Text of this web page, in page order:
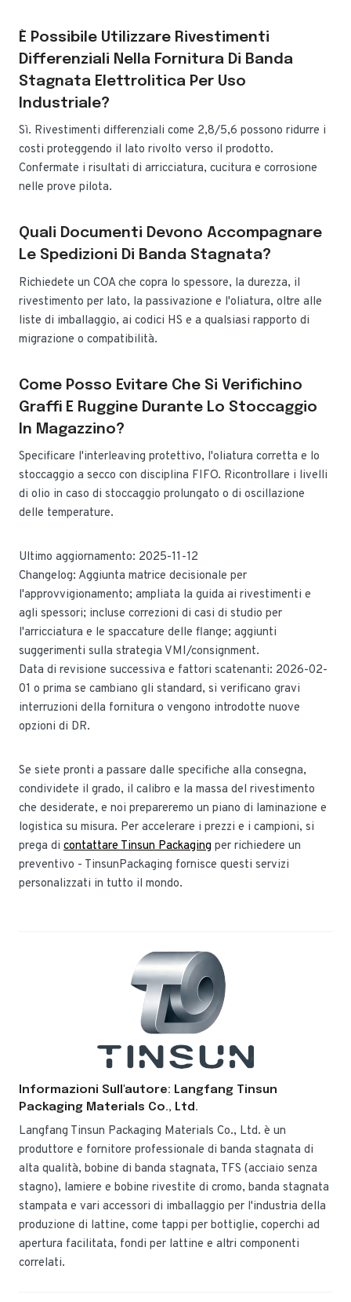
È Possibile Utilizzare Rivestimenti
Differenziali Nella Fornitura Di Banda
Stagnata Elettrolitica Per Uso
Industriale?
Sì. Rivestimenti differenziali come 2,8/5,6 possono ridurre i
costi proteggendo il lato rivolto verso il prodotto.
Confermate i risultati di arricciatura, cucitura e corrosione
nelle prove pilota.
Quali Documenti Devono Accompagnare
Le Spedizioni Di Banda Stagnata?
Richiedete un COA che copra lo spessore, la durezza, il
rivestimento per lato, la passivazione e l'oliatura, oltre alle
liste di imballaggio, ai codici HS e a qualsiasi rapporto di
migrazione o compatibilità.
Come Posso Evitare Che Si Verifichino
Graffi E Ruggine Durante Lo Stoccaggio
In Magazzino?
Specificare l'interleaving protettivo, l'oliatura corretta e lo
stoccaggio a secco con disciplina FIFO. Ricontrollare i livelli
di olio in caso di stoccaggio prolungato o di oscillazione
delle temperature.
Ultimo aggiornamento: 2025-11-12
Changelog: Aggiunta matrice decisionale per
l'approvvigionamento; ampliata la guida ai rivestimenti e
agli spessori; incluse correzioni di casi di studio per
l'arricciatura e le spaccature delle flange; aggiunti
suggerimenti sulla strategia VMI/consignment.
Data di revisione successiva e fattori scatenanti: 2026-02-
01 o prima se cambiano gli standard, si verificano gravi
interruzioni della fornitura o vengono introdotte nuove
opzioni di DR.
Se siete pronti a passare dalle specifiche alla consegna,
condividete il grado, il calibro e la massa del rivestimento
che desiderate, e noi prepareremo un piano di laminazione e
logistica su misura. Per accelerare i prezzi e i campioni, si
prega di contattare Tinsun Packaging per richiedere un
preventivo - TinsunPackaging fornisce questi servizi
personalizzati in tutto il mondo.
Informazioni Sull'autore: Langfang Tinsun
Packaging Materials Co., Ltd.
Langfang Tinsun Packaging Materials Co., Ltd. è un
produttore e fornitore professionale di banda stagnata di
alta qualità, bobine di banda stagnata, TFS (acciaio senza
stagno), lamiere e bobine rivestite di cromo, banda stagnata
stampata e vari accessori di imballaggio per l'industria della
produzione di lattine, come tappi per bottiglie, coperchi ad
apertura facilitata, fondi per lattine e altri componenti
correlati.